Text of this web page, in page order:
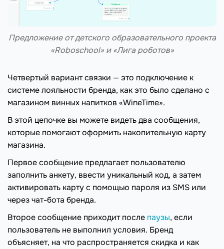
Предложение от детского образовательного проекта
«Roboschool» и «Лига роботов»
Четвертый вариант связки — это подключение к
системе лояльности бренда, как это было сделано с
магазином винных напитков «WineTime».
В этой цепочке вы можете видеть два сообщения,
которые помогают оформить накопительную карту
магазина.
Первое сообщение предлагает пользователю
заполнить анкету, ввести уникальный код, а затем
активировать карту с помощью пароля из SMS или
через чат-бота бренда.
Второе сообщение приходит после паузы, если
пользователь не выполнил условия. Бренд
объясняет, на что распространяется скидка и как